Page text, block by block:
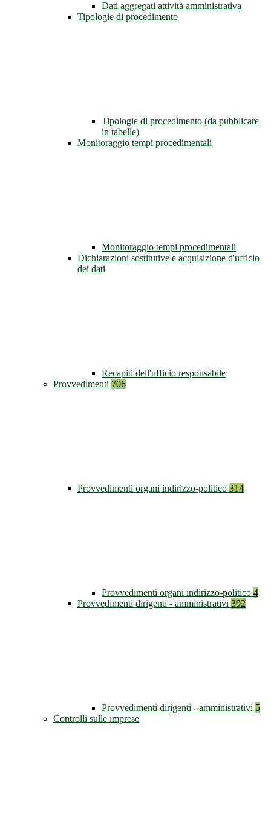
Dati aggregati attività amministrativa
Tipologie di procedimento
Tipologie di procedimento (da pubblicare
in tabelle)
Monitoraggio tempi procedimentali
Monitoraggio tempi procedimentali
Dichiarazioni sostitutive e acquisizione d'ufficio
dei dati
Recapiti dell'ufficio responsabile
Provvedimenti 706
Provvedimenti organi indirizzo-politico 314
Provvedimenti organi indirizzo-politico 4
Provvedimenti dirigenti - amministrativi 392
Provvedimenti dirigenti - amministrativi 5
Controlli sulle imprese